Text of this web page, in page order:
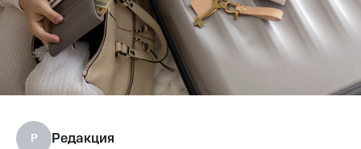
Р Редакция